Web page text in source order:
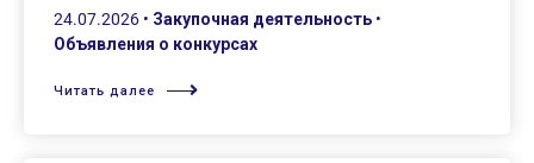
24.07.2026 • Закупочная деятельность •
Объявления о конкурсах
Читать далее